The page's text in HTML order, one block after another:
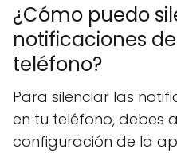
¿Cómo puedo
notificaciones
teléfono?
Para silenciar las
en tu teléfono, debes
configuración de la